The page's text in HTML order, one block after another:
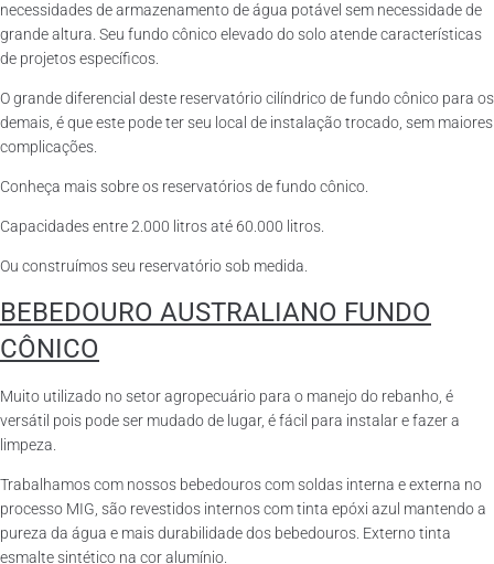
necessidades de armazenamento de água potável sem necessidade de
grande altura. Seu fundo cônico elevado do solo atende características
de projetos específicos.
O grande diferencial deste reservatório cilíndrico de fundo cônico para os
demais, é que este pode ter seu local de instalação trocado, sem maiores
complicações.
Conheça mais sobre os reservatórios de fundo cônico.
Capacidades entre 2.000 litros até 60.000 litros.
Ou construímos seu reservatório sob medida.
BEBEDOURO AUSTRALIANO FUNDO
CÔNICO
Muito utilizado no setor agropecuário para o manejo do rebanho, é
versátil pois pode ser mudado de lugar, é fácil para instalar e fazer a
limpeza.
Trabalhamos com nossos bebedouros com soldas interna e externa no
processo MIG, são revestidos internos com tinta epóxi azul mantendo a
pureza da água e mais durabilidade dos bebedouros. Externo tinta
esmalte sintético na cor alumínio.